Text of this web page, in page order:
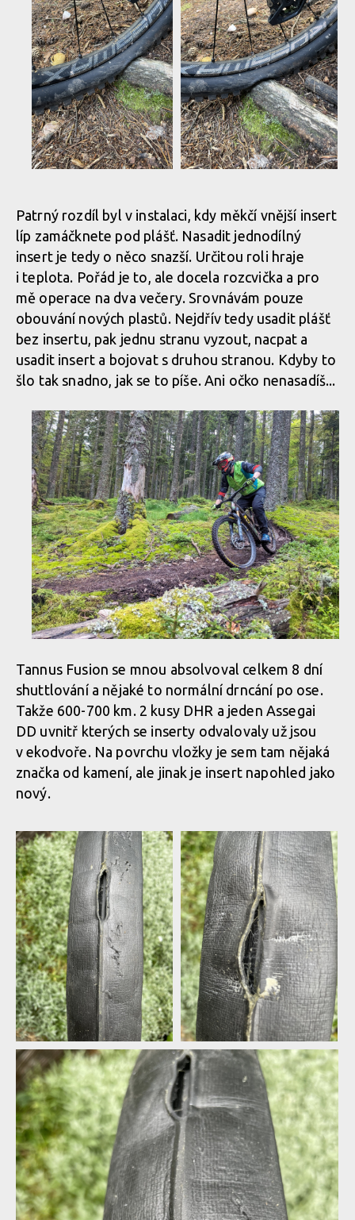
dt IMG 42
dt IMG 42
dt IMG 42
dt IMG 42
dt IMG 42
dt IMG 42
dt IMG 42
dt IMG 42
dt IMG 42
dt IMG 42
dt IMG 42
dt IMG 42
Patrný rozdíl byl v instalaci, kdy měkčí vnější insert
líp zamáčknete pod plášť. Nasadit jednodílný
insert je tedy o něco snazší. Určitou roli hraje
i teplota. Pořád je to, ale docela rozcvička a pro
mě operace na dva večery. Srovnávám pouze
obouvání nových plastů. Nejdřív tedy usadit plášť
bez insertu, pak jednu stranu vyzout, nacpat a
usadit insert a bojovat s druhou stranou. Kdyby to
šlo tak snadno, jak se to píše. Ani očko nenasadíš...
Tannus Fusion se mnou absolvoval celkem 8 dní
shuttlování a nějaké to normální drncání po ose.
Takže 600-700 km. 2 kusy DHR a jeden Assegai
DD uvnitř kterých se inserty odvalovaly už jsou
v ekodvoře. Na povrchu vložky je sem tam nějaká
značka od kamení, ale jinak je insert napohled jako
nový.
dt IMG 32
dt IMG 32
dt IMG 32
dt IMG 32
dt IMG 32
dt IMG 32